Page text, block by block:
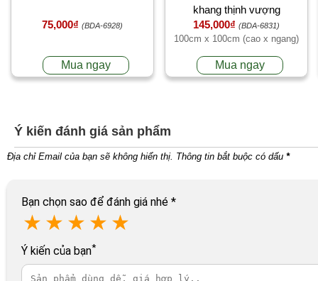
75,000₫ (BDA-6928)
Mua ngay
khang thịnh vượng
145,000₫ (BDA-6831)
100cm x 100cm (cao x ngang)
Mua ngay
Ý kiến đánh giá sản phẩm
Địa chỉ Email của bạn sẽ không hiển thị. Thông tin bắt buộc có dấu *
Bạn chọn sao để đánh giá nhé *
★ ★ ★ ★ ★
Ý kiến của bạn*